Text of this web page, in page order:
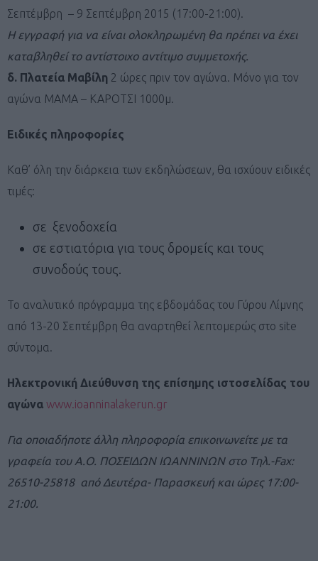
Σεπτέμβρη – 9 Σεπτέμβρη 2015 (17:00-21:00).
Η εγγραφή για να είναι ολοκληρωμένη θα πρέπει να έχει
καταβληθεί το αντίστοιχο αντίτιμο συμμετοχής.
δ. Πλατεία Μαβίλη 2 ώρες πριν τον αγώνα. Mόνο για τον
αγώνα ΜΑΜΑ – ΚΑΡΟΤΣΙ 1000μ.
Ειδικές πληροφορίες
Καθ’ όλη την διάρκεια των εκδηλώσεων, θα ισχύουν ειδικές
τιμές:
σε ξενοδοχεία
σε εστιατόρια για τους δρομείς και τους
συνοδούς τους.
Το αναλυτικό πρόγραμμα της εβδομάδας του Γύρου Λίμνης
από 13-20 Σεπτέμβρη θα αναρτηθεί λεπτομερώς στο site
σύντομα.
Ηλεκτρονική Διεύθυνση της επίσημης ιστοσελίδας του
αγώνα www.ioanninalakerun.gr
Για οποιαδήποτε άλλη πληροφορία επικοινωνείτε με τα
γραφεία του Α.Ο. ΠΟΣΕΙΔΩΝ ΙΩΑΝΝΙΝΩΝ στο Tηλ.-Fax:
26510-25818 από Δευτέρα- Παρασκευή και ώρες 17:00-
21:00.